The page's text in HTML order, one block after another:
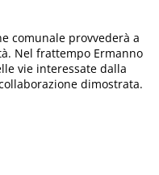
comunale provvederà a
Nel frattempo Ermanno
vie interessate dalla
dimostrata.